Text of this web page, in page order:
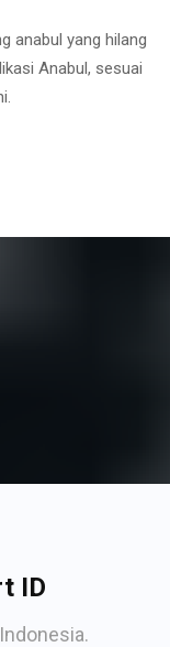
anabul yang hilang
Anabul, sesuai
ID